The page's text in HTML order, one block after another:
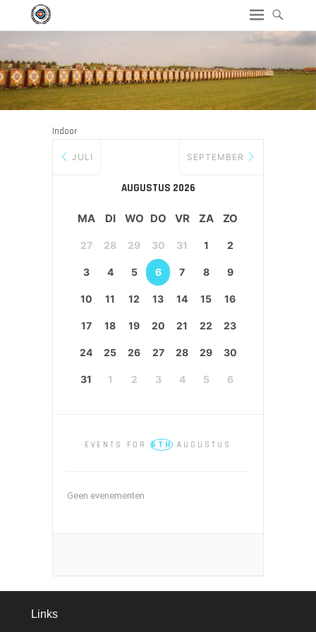
Indoor
JULI
AUGUSTUS 2026
SEPTEMBER
MA DI WO DO VR ZA ZO
27 28 29 30 31 1 2
3 4 5 6 7 8 9
10 11 12 13 14 15 16
17 18 19 20 21 22 23
24 25 26 27 28 29 30
31 1 2 3 4 5 6
EVENTS FOR 6TH AUGUSTUS
Geen evenementen
Links